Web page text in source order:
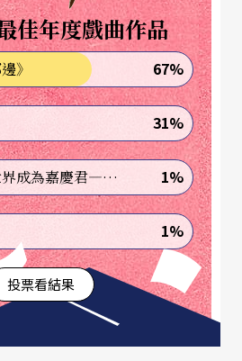
活力，工作團隊也都非常年
術發展，努力串聯、推廣、普
有的大型表演場地，位於檳城
九七一年，設有劇場與藝廊。
展演，也包括國家儀典，基本
喬治市藝術節」的主要場地也
佳年度戲曲作品
》 67%
31%
《轉生到異世界成為嘉慶君—發現我的祖先是詐騙集團!?》 1%
1%
投票看結果